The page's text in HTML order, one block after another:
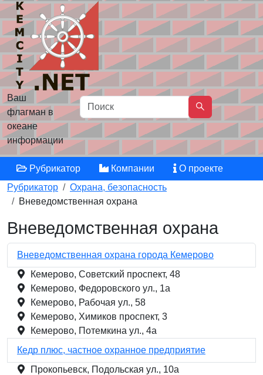
Ваш
флагман в
океане
информации
Рубрикатор Компании
О проекте
Рубрикатор
Охрана, безопасность
Вневедомственная охрана
Вневедомственная охрана
Вневедомственная охрана города Кемерово
Кемерово, Советский проспект, 48
Кемерово, Федоровского ул., 1а
Кемерово, Рабочая ул., 58
Кемерово, Химиков проспект, 3
Кемерово, Потемкина ул., 4а
Кедр плюс, частное охранное предприятие
Прокопьевск, Подольская ул., 10а